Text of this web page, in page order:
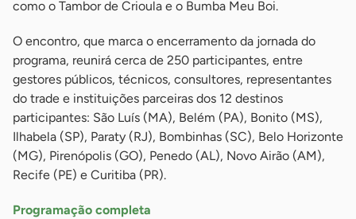
como o Tambor de Crioula e o Bumba Meu Boi.
O encontro, que marca o encerramento da jornada do
programa, reunirá cerca de 250 participantes, entre
gestores públicos, técnicos, consultores, representantes
do trade e instituições parceiras dos 12 destinos
participantes: São Luís (MA), Belém (PA), Bonito (MS),
Ilhabela (SP), Paraty (RJ), Bombinhas (SC), Belo Horizonte
(MG), Pirenópolis (GO), Penedo (AL), Novo Airão (AM),
Recife (PE) e Curitiba (PR).
Programação completa